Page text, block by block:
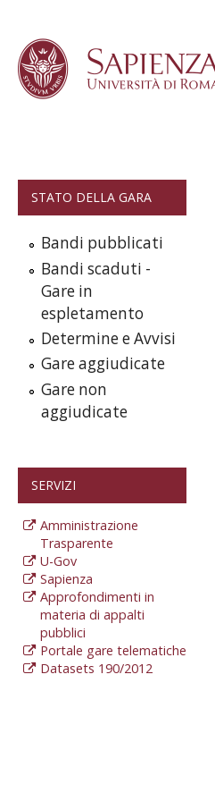
STATO DELLA GARA
Bandi pubblicati
Bandi scaduti -
Gare in
espletamento
Determine e Avvisi
Gare aggiudicate
Gare non
aggiudicate
SERVIZI
Amministrazione
Trasparente
U-Gov
Sapienza
Approfondimenti in
materia di appalti
pubblici
Portale gare telematiche
Datasets 190/2012